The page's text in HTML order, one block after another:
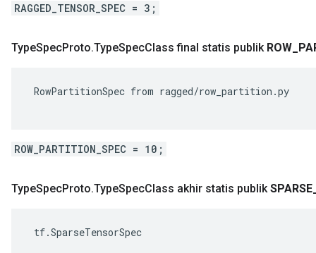
RAGGED_TENSOR_SPEC = 3;
TypeSpecProto.TypeSpecClass final statis publik ROW
RowPartitionSpec from ragged/row_partition.py
ROW_PARTITION_SPEC = 10;
TypeSpecProto.TypeSpecClass akhir statis publik SPARSE
tf.SparseTensorSpec